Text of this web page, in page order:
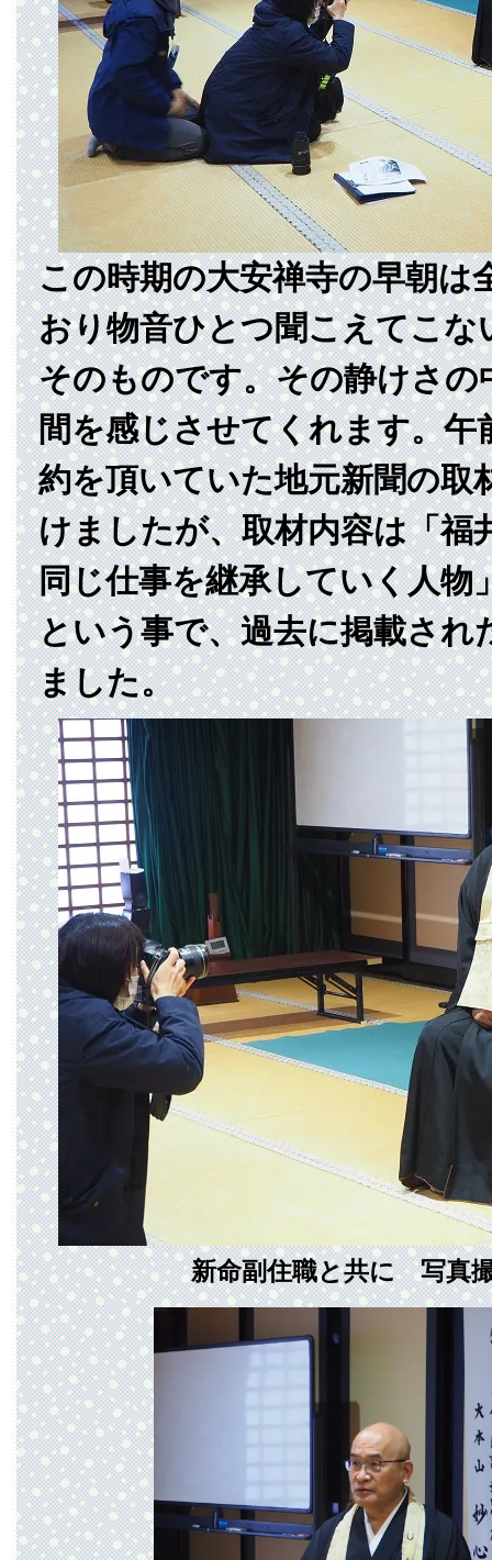
この時期の大安禅寺の早朝は
おり物音ひとつ聞こえてこな
そのものです。その静けさの
間を感じさせてくれます。午
約を頂いていた地元新聞の取
けましたが、取材内容は「福
同じ仕事を継承していく人物
という事で、過去に掲載され
ました。
新命副住職と共に 写真